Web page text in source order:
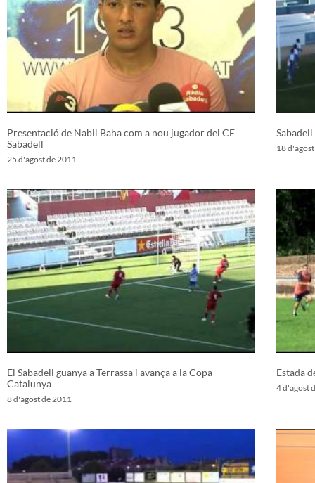
Presentació de Nabil Baha com a nou jugador del CE
Sabadell
25 d'agost de 2011
18
El Sabadell guanya a Terrassa i avança a la Copa
Catalunya
8 d'agost de 2011
Estada
4 d'agost